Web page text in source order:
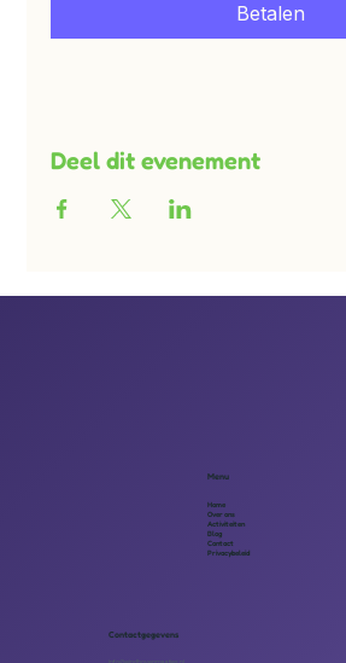
Betalen
Deel dit evenement
Menu
Home
Over ons
Activiteiten
Blog
Contact
Privacybeleid
Contactgegevens